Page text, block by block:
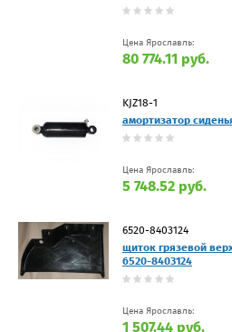
Цена Ярославль:
80 774.11 руб.
KJZ18-1
амортизатор
Цена Ярославль:
5 748.52 руб.
6520-8403124
щиток грязевой
6520-8403124
Цена Ярославль:
1 507.44 руб.